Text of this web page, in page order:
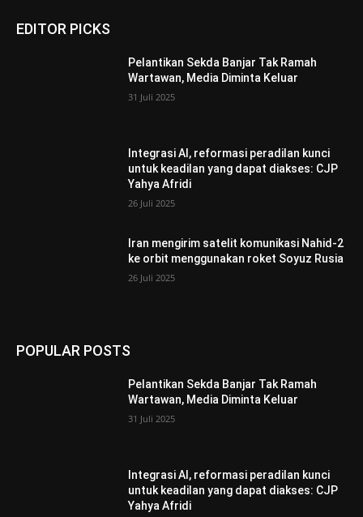
EDITOR PICKS
Pelantikan Sekda Banjar Tak Ramah
Wartawan, Media Diminta Keluar
31 Juli 2025
Integrasi AI, reformasi peradilan kunci
untuk keadilan yang dapat diakses: CJP
Yahya Afridi
26 Juli 2025
Iran mengirim satelit komunikasi Nahid-2
ke orbit menggunakan roket Soyuz Rusia
26 Juli 2025
POPULAR POSTS
Pelantikan Sekda Banjar Tak Ramah
Wartawan, Media Diminta Keluar
31 Juli 2025
Integrasi AI, reformasi peradilan kunci
untuk keadilan yang dapat diakses: CJP
Yahya Afridi